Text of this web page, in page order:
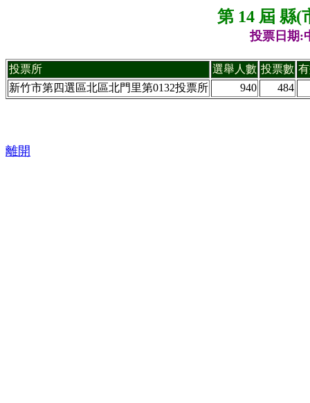
第 14 屆 縣(
投票日期:
投票所 選舉人數 投票數
新竹市第四選區北區北門里第0132投票所
940 484
離開